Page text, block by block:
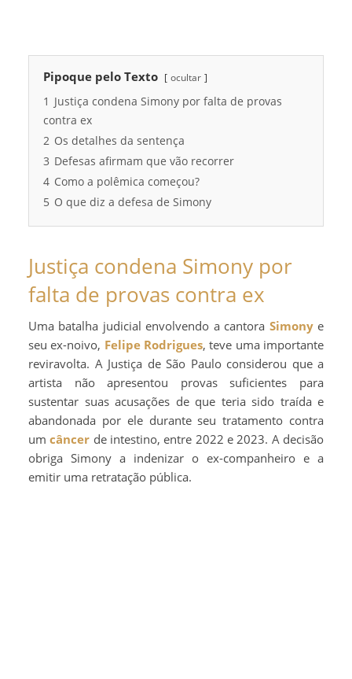
Pipoque pelo Texto ocultar
1 Justiça condena Simony por falta de provas
contra ex
2 Os detalhes da sentença
3 Defesas afirmam que vão recorrer
4 Como a polêmica começou?
5 O que diz a defesa de Simony
Justiça condena Simony por
falta de provas contra ex
Uma batalha judicial envolvendo a cantora Simonye
seu ex-noivo, Felipe Rodrigues, teve uma importante
reviravolta. A Justiça de São Paulo considerou que a
artista não apresentou provas suficientes para
sustentar suas acusações de que teria sido traída e
abandonada por ele durante seu tratamento contra
umcâncer de intestino, entre 2022 e 2023. A decisão
obriga Simony a indenizar o ex-companheiro e a
emitir uma retratação pública.​